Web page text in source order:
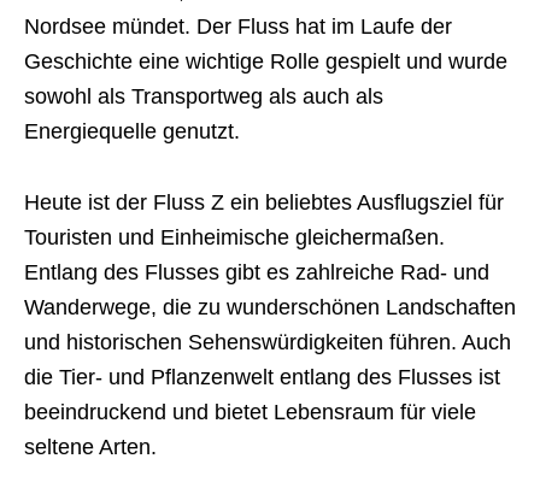
Nordsee mündet. Der Fluss hat im Laufe der
Geschichte eine wichtige Rolle gespielt und wurde
sowohl als Transportweg als auch als
Energiequelle genutzt.
Heute ist der Fluss Z ein beliebtes Ausflugsziel für
Touristen und Einheimische gleichermaßen.
Entlang des Flusses gibt es zahlreiche Rad- und
Wanderwege, die zu wunderschönen Landschaften
und historischen Sehenswürdigkeiten führen. Auch
die Tier- und Pflanzenwelt entlang des Flusses ist
beeindruckend und bietet Lebensraum für viele
seltene Arten.